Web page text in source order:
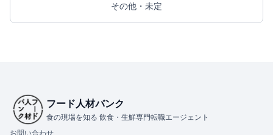
その他・未定
フード人材バンク
食の現場を知る 飲食・生鮮専門転職エージェント